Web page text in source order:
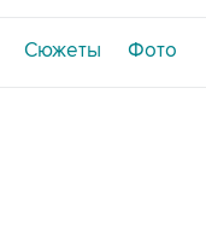
Сюжеты Фото